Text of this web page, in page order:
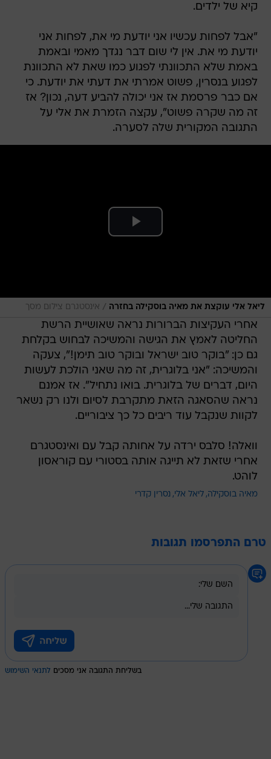
קיא של ילדים.
"אבל לפחות עכשיו אני יודעת מי את, לפחות אני
יודעת מי את. אין לי שום דבר נגדך מאמי ובאמת
באמת שלא התכוונתי לפגוע כמו שאת לא התכוונת
לפגוע בנסרין, פשוט אמרתי את דעתי את יודעת. כי
אם כבר פרסמת אז אני יכולה להביע דעה, נכון? אז
זה מה שקרה פשוט", עקצה הזמרת את אלי על
התגובה המקורית שלה לסערה.
ליאל אלי עוקצת את מאיה בוסקילה בחזרה / אינסטגרם צילום מסך
אחרי העקיצות הברורות נראה שאושיית הרשת
החליטה לאמץ את הגישה והמשיכה לבחוש בקלחת
גם כן: "בוקר טוב ישראל ובוקר טוב תימן!", צעקה
והמשיכה: "אני בלוגרית, זה מה שאני הולכת לעשות
היום, דברים של בלוגרית. בואו נתחיל". אז אמנם
נראה שהסאגה הזאת מתקרבת לסיום ולנו רק נשאר
לקוות שנקבל עוד ריבים כל כך ציבוריים.
וואלה! סלבס ירדה על אחותה קבל עם ואינסטגרם
אחרי שזאת לא תייגה אותה בסטורי עם קוראסון
לוהט.
מאיה בוסקילה ליאל אלי נסרין קדרי
טרם התפרסמו תגובות
בשליחת התגובה אני מסכים לתנאי השימוש